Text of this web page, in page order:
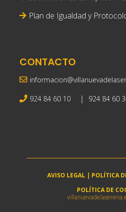
Plan de Igualdad y
CONTACTO
924 84 60 10 | 924 84 60
AVISO LEGAL | POLÍTICA
POLÍTICA DE